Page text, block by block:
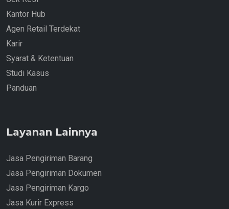
Kantor Hub
Agen Retail Terdekat
Karir
Syarat & Ketentuan
Studi Kasus
Panduan
Layanan Lainnya
Jasa Pengiriman Barang
Jasa Pengiriman Dokumen
Jasa Pengiriman Kargo
Jasa Kurir Express